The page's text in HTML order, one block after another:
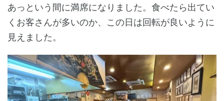
あっという間に満席になりました。食べたら出てい
くお客さんが多いのか、この日は回転が良いように
見えました。